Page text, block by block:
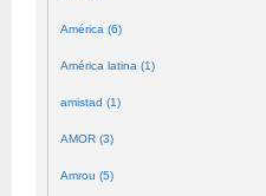
América (6)
América latina (1)
amistad (1)
AMOR (3)
Amrou (5)